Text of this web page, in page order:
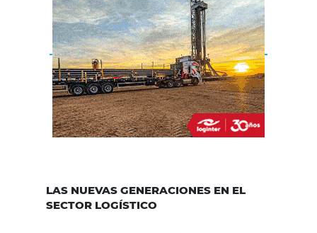
LAS NUEVAS GENERACIONES EN EL
SECTOR LOGÍSTICO